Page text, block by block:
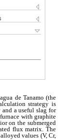
de Tanamo (the
strategy is
a useful slag for
with graphite
on the submerged
flux matrix. The
values (V, Cr,